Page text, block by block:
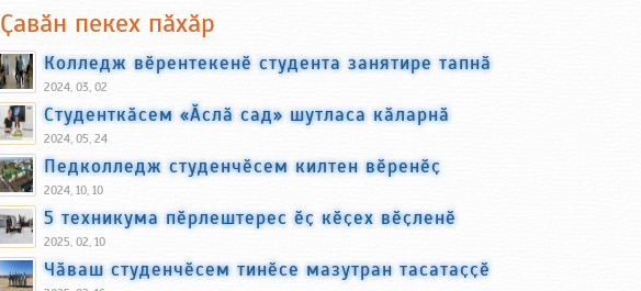
Ҫавӑн пекех пӑхӑр
Колледж вӗрентекенӗ студента занятире тапнӑ
2024, 03, 02
Студенткӑсем «Ӑслӑ сад» шутласа кӑларнӑ
2024, 05, 24
Педколледж студенчӗсем килтен вӗренӗҫ
2024, 10, 10
5 техникума пӗрлештерес ӗҫ кӗҫех вӗҫленӗ
2025, 02, 10
Чӑваш студенчӗсем тинӗсе мазутран тасатаҫҫӗ